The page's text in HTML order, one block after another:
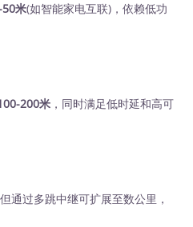
50米(如智能家电互联)，依赖低功
200米 ，同时满足低时延和高可
过多跳中继可扩展至数公里，